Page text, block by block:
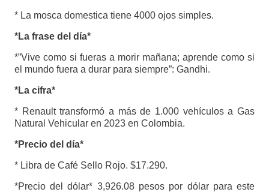
* La mosca domestica tiene 4000 ojos simples.
*La frase del día*
*”Vive como si fueras a morir mañana; aprende como si
el mundo fuera a durar para siempre”: Gandhi.
*La cifra*
* Renault transformó a más de 1.000 vehículos a Gas
Natural Vehicular en 2023 en Colombia.
*Precio del día*
* Libra de Café Sello Rojo. $17.290.
*Precio del dólar* 3,926.08 pesos por dólar para este